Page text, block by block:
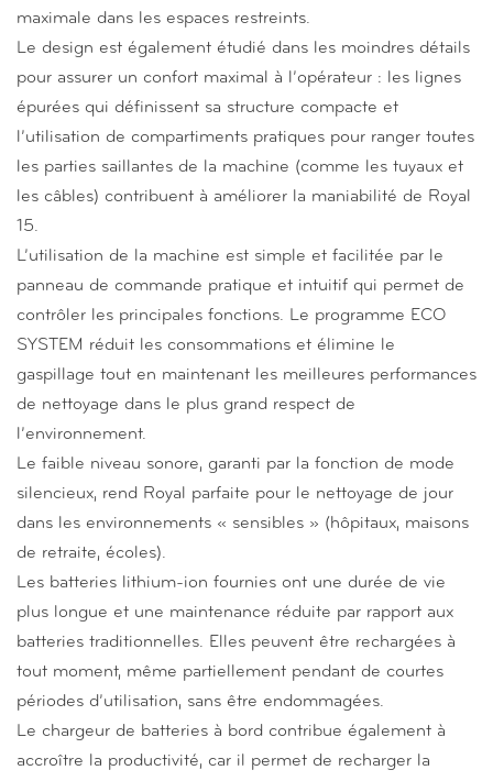
maximale dans les espaces restreints.
Le design est également étudié dans les moindres détails
pour assurer un confort maximal à l’opérateur : les lignes
épurées qui définissent sa structure compacte et
l’utilisation de compartiments pratiques pour ranger toutes
les parties saillantes de la machine (comme les tuyaux et
les câbles) contribuent à améliorer la maniabilité de Royal
15.
L’utilisation de la machine est simple et facilitée par le
panneau de commande pratique et intuitif qui permet de
contrôler les principales fonctions. Le programme ECO
SYSTEM réduit les consommations et élimine le
gaspillage tout en maintenant les meilleures performances
de nettoyage dans le plus grand respect de
l’environnement.
Le faible niveau sonore, garanti par la fonction de mode
silencieux, rend Royal parfaite pour le nettoyage de jour
dans les environnements « sensibles » (hôpitaux, maisons
de retraite, écoles).
Les batteries lithium-ion fournies ont une durée de vie
plus longue et une maintenance réduite par rapport aux
batteries traditionnelles. Elles peuvent être rechargées à
tout moment, même partiellement pendant de courtes
périodes d’utilisation, sans être endommagées.
Le chargeur de batteries à bord contribue également à
accroître la productivité, car il permet de recharger la